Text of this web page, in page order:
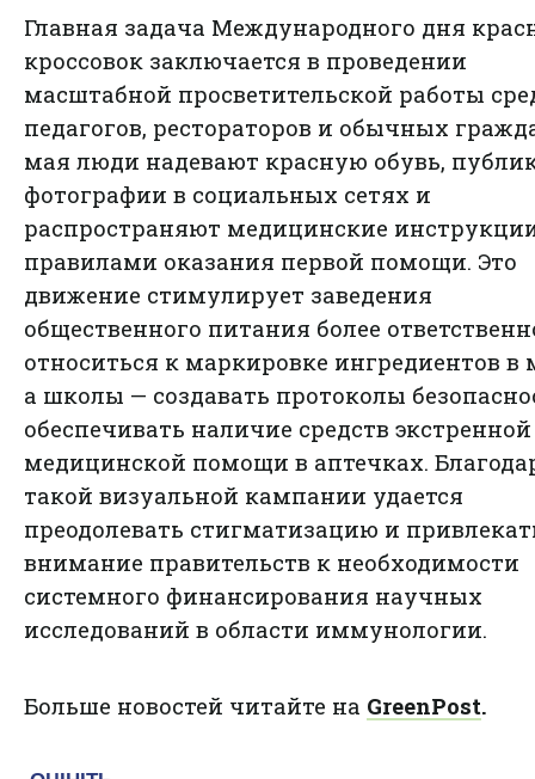
Главная задача Международного дня
кроссовок заключается в проведении
масштабной просветительской работы
педагогов, рестораторов и обычных
мая люди надевают красную обувь,
фотографии в социальных сетях и
распространяют медицинские
правилами оказания первой помощи. Это
движение стимулирует заведения
общественного питания более
относиться к маркировке ингредиентов в
а школы — создавать протоколы
обеспечивать наличие средств экстренной
медицинской помощи в аптечках.
такой визуальной кампании удается
преодолевать стигматизацию и
внимание правительств к необходимости
системного финансирования научных
исследований в области иммунологии.
Больше новостей читайте на GreenPost.